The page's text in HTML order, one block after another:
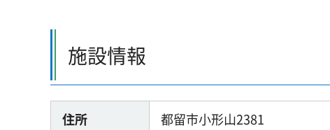
施設情報
住所
都留市小形山2381